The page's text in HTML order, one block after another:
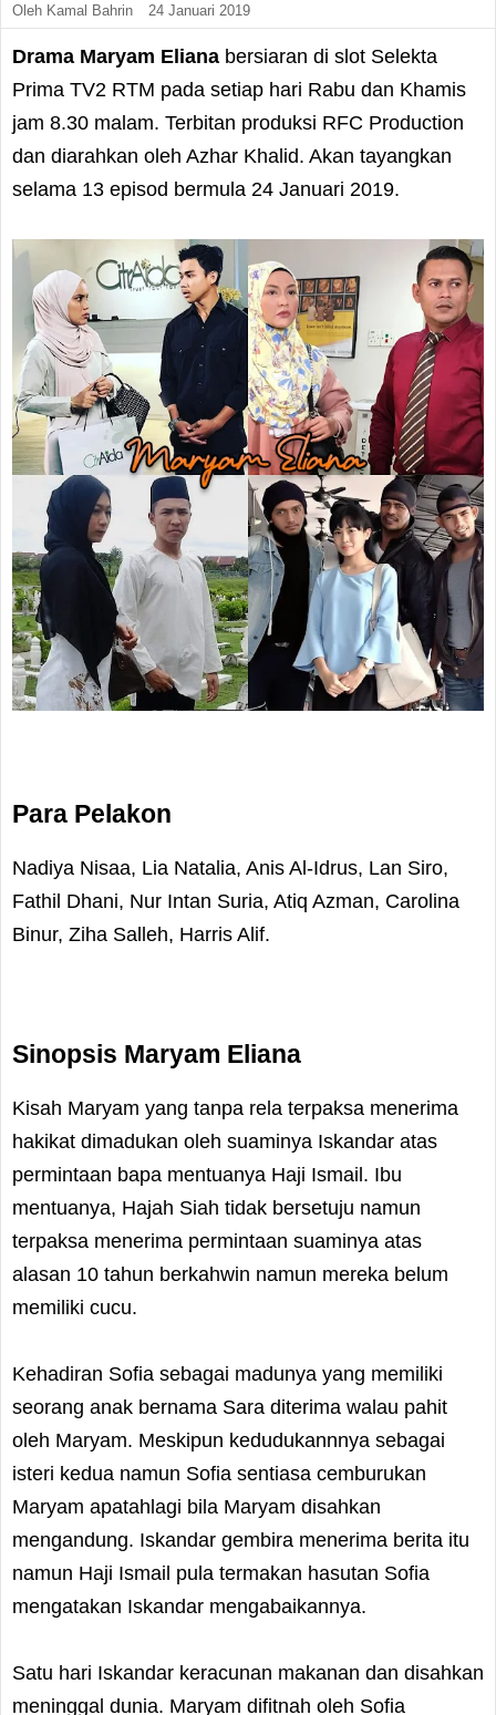
Oleh Kamal Bahrin 24 Januari 2019
Drama Maryam Eliana bersiaran di slot Selekta
Prima TV2 RTM pada setiap hari Rabu dan Khamis
jam 8.30 malam. Terbitan produksi RFC Production
dan diarahkan oleh Azhar Khalid. Akan tayangkan
selama 13 episod bermula 24 Januari 2019.
Para Pelakon
Nadiya Nisaa, Lia Natalia, Anis Al-Idrus, Lan Siro,
Fathil Dhani, Nur Intan Suria, Atiq Azman, Carolina
Binur, Ziha Salleh, Harris Alif.
Sinopsis Maryam Eliana
Kisah Maryam yang tanpa rela terpaksa menerima
hakikat dimadukan oleh suaminya Iskandar atas
permintaan bapa mentuanya Haji Ismail. Ibu
mentuanya, Hajah Siah tidak bersetuju namun
terpaksa menerima permintaan suaminya atas
alasan 10 tahun berkahwin namun mereka belum
memiliki cucu.
Kehadiran Sofia sebagai madunya yang memiliki
seorang anak bernama Sara diterima walau pahit
oleh Maryam. Meskipun kedudukannnya sebagai
isteri kedua namun Sofia sentiasa cemburukan
Maryam apatahlagi bila Maryam disahkan
mengandung. Iskandar gembira menerima berita itu
namun Haji Ismail pula termakan hasutan Sofia
mengatakan Iskandar mengabaikannya.
Satu hari Iskandar keracunan makanan dan disahkan
meninggal dunia. Maryam difitnah oleh Sofia